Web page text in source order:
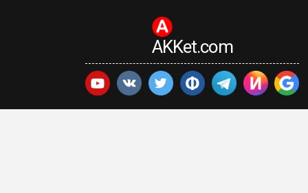
AKKet.com